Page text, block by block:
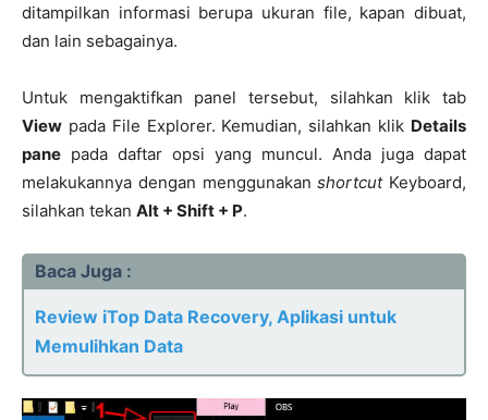
ditampilkan informasi berupa ukuran file, kapan dibuat,
dan lain sebagainya.
Untuk mengaktifkan panel tersebut, silahkan klik tab
View pada File Explorer. Kemudian, silahkan klik Details
pane pada daftar opsi yang muncul. Anda juga dapat
melakukannya dengan menggunakanshortcutKeyboard,
silahkan tekan Alt + Shift + P.
Baca Juga :
Review iTop Data Recovery, Aplikasi untuk
Memulihkan Data